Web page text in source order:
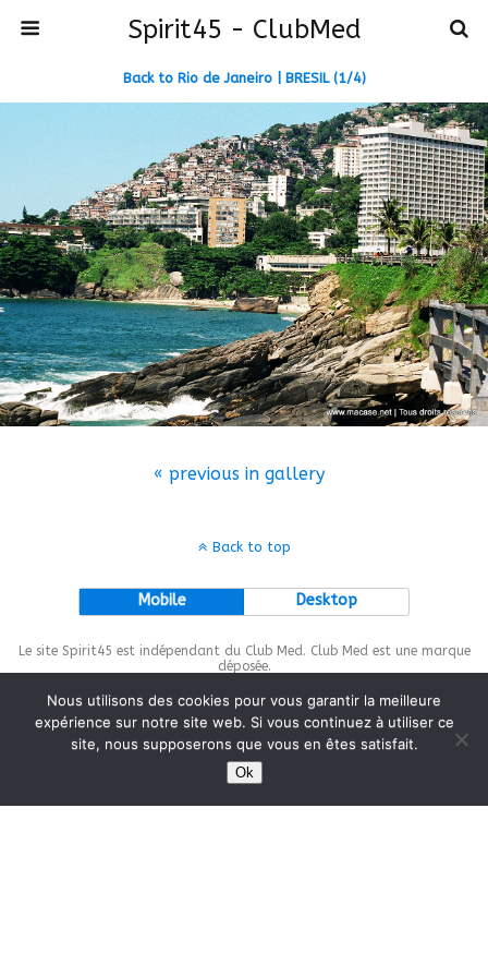
Spirit45 - ClubMed
Back to Rio de Janeiro | BRESIL (1/4)
« previous in gallery
Back to top
Mobile Desktop
Le site Spirit45 est indépendant du Club Med. Club Med est une marque
déposée.
This site is protected bywp-copyrightpro.com
Nous utilisons des cookies pour vous garantir la meilleure
expérience sur notre site web. Si vous continuez à utiliser ce
site, nous supposerons que vous en êtes satisfait.
Ok